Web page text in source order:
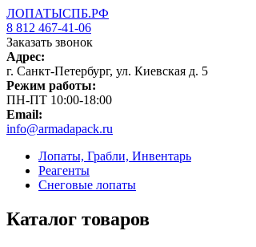
ЛОПАТЫСПБ.РФ
8 812 467-41-06
Заказать звонок
Адрес:
г. Санкт-Петербург, ул. Киевская д. 5
Режим работы:
ПН-ПТ 10:00-18:00
Email:
info@armadapack.ru
Лопаты, Грабли, Инвентарь
Реагенты
Снеговые лопаты
Каталог товаров